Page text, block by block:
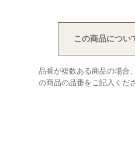
この商品につい
品番が複数ある商品の場合
の商品の品番をご記入くださ